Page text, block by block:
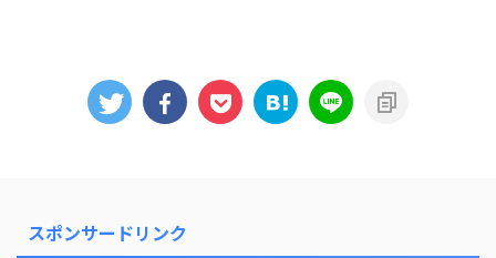
ので料理に使いやすい野菜です。
そんな「海老とブロッコリーニの
何回も再生させる意味ってあまり
ないよ。 不思議な中毒 ...
スポンサードリンク